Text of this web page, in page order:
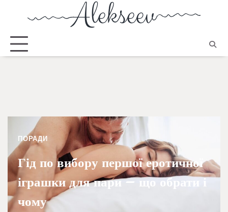
ПОРАДИ
Гід по вибору першої еротичної
іграшки для пари – що обрати і
чому